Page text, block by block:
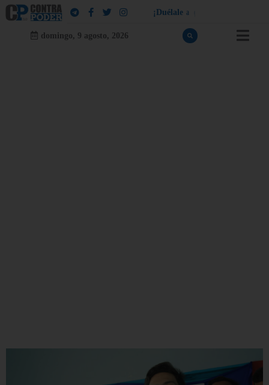
¡ Dué a e a
domingo, 9 agosto, 2026